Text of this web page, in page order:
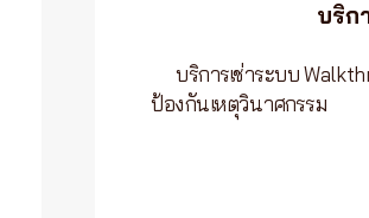
บริก
บริการเช่าระบบ
ป้องกันเหตุวินาศกรรม